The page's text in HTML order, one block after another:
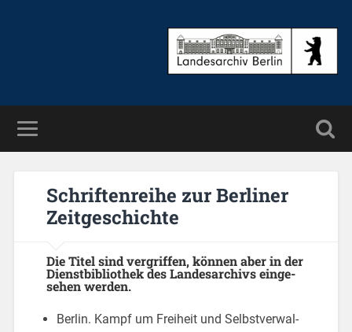
Schrif­ten­rei­he zur Ber­li­ner
Zeit­ge­schich­te
Die Titel sind ver­grif­fen, kön­nen aber in der
Dienst­bi­blio­thek des Lan­des­ar­chivs ein­ge­
se­hen wer­den.
Ber­lin. Kampf um Frei­heit und Selbst­ver­wal­